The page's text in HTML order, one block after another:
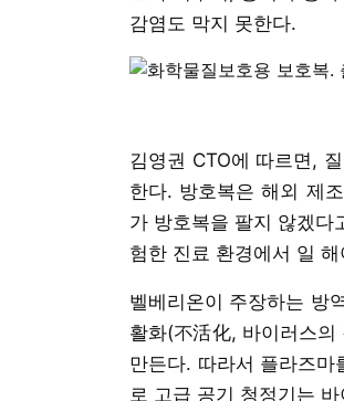
감염도 막지 못한다.
김영권 CTO에 따르면,
한다. 방호복은 해외 제
가 방호복을 팔지 않겠다
험한 진료 환경에서 일
벨베리온이 주장하는 방
활화(不活化, 바이러스의
만든다. 따라서 플라즈
로 고급 공기 청정기는